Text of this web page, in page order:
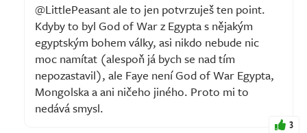
@LittlePeasant ale to jen potvrzuješ ten point.
Kdyby to byl God of War z Egypta s nějakým
egyptským bohem války, asi nikdo nebude nic
moc namítat (alespoň já bych se nad tím
nepozastavil), ale Faye není God of War Egypta,
Mongolska a ani ničeho jiného. Proto mi to
nedává smysl.
3